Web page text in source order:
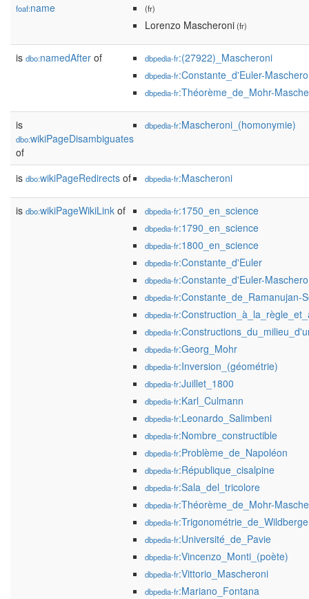
foaf:name (fr)
Lorenzo Mascheroni(fr)
is dbo:namedAfter of dbpedia-fr:(27922)_Mascheroni
dbpedia-fr:Constante_d'Euler-
dbpedia-fr:Théorème_de_Mohr-
is
dbo:wikiPageDisambiguates
of
dbpedia-fr:Mascheroni_(homonymie)
is dbo:wikiPageRedirects of dbpedia-fr:Mascheroni
is dbo:wikiPageWikiLink of dbpedia-fr:1750_en_science
dbpedia-fr:1790_en_science
dbpedia-fr:1800_en_science
dbpedia-fr:Constante_d'Euler
dbpedia-fr:Constante_d'Euler-
dbpedia-fr:Constante_de_Ramanujan-
dbpedia-fr
dbpedia-fr
dbpedia-fr:Georg_Mohr
dbpedia-fr:Inversion_(géométrie)
dbpedia-fr:Juillet_1800
dbpedia-fr:Karl_Culmann
dbpedia-fr:Leonardo_Salimbeni
dbpedia-fr:Nombre_constructible
dbpedia-fr:Problème_de_Napoléon
dbpedia-fr:République_cisalpine
dbpedia-fr:Sala_del_tricolore
dbpedia-fr:Théorème_de_Mohr-
dbpedia-fr
dbpedia-fr:Université_de_Pavie
dbpedia-fr:Vincenzo_Monti_(poète)
dbpedia-fr:Vittorio_Mascheroni
dbpedia-fr:Mariano_Fontana